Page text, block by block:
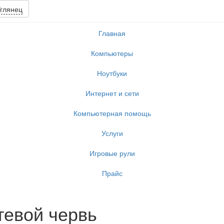
Главная
Компьютеры
Ноутбуки
Интернет и сети
Компьютерная помощь
Услуги
Игровые рули
Прайс
червь